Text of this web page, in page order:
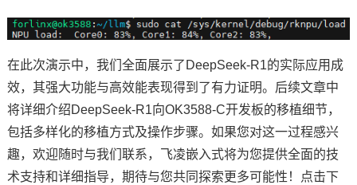
在此次演示中，我们全面展示了DeepSeek-R1的实际应用成
效，其强大功能与高效能表现得到了有力证明。后续文章中
将详细介绍DeepSeek-R1向OK3588-C开发板的移植细节，
包括多样化的移植方式及操作步骤。如果您对这一过程感兴
趣，欢迎随时与我们联系， 飞凌嵌入式将为您提供全面的技
术支持和详细指导，期待与您共同探索更多可能性！点击下